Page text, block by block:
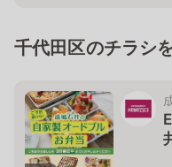
千代田区のチラシ